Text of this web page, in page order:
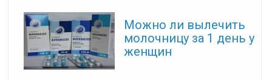
Можно ли вылечить
молочницу за 1 день у
женщин